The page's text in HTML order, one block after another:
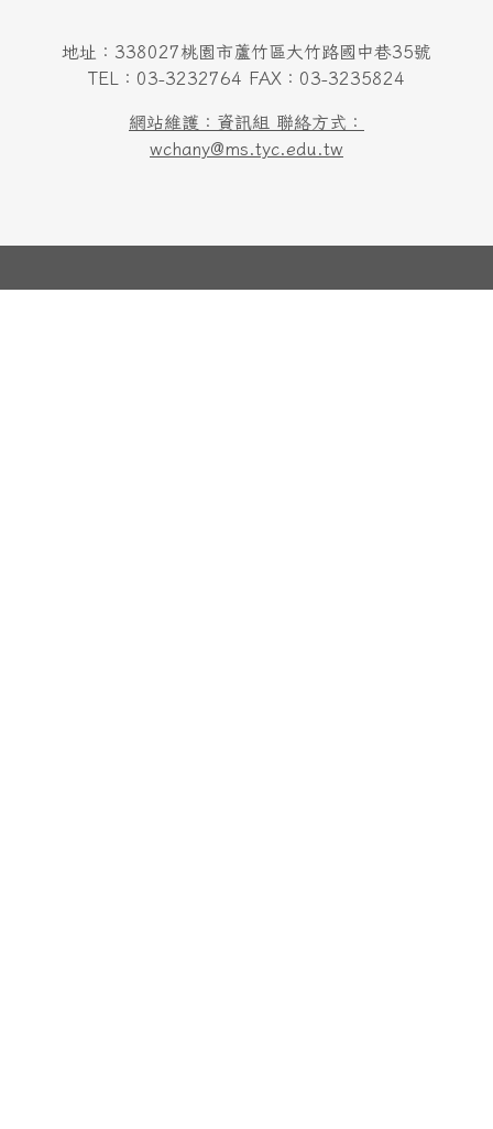
地址：338027桃園市蘆竹區大竹路國中巷35號
TEL：03-3232764 FAX：03-3235824
網站維護：資訊組 聯絡方式：
wchany@ms.tyc.edu.tw